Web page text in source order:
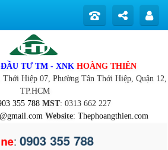
TƯ TM - XNK HOÀNG THIÊN
Hiệp 07, Phường Tân Thới Hiệp, Quận 12,
TP.HCM
355 788 MST: 0313 662 227
Website: Thephoangthien.com
: 0903 355 788